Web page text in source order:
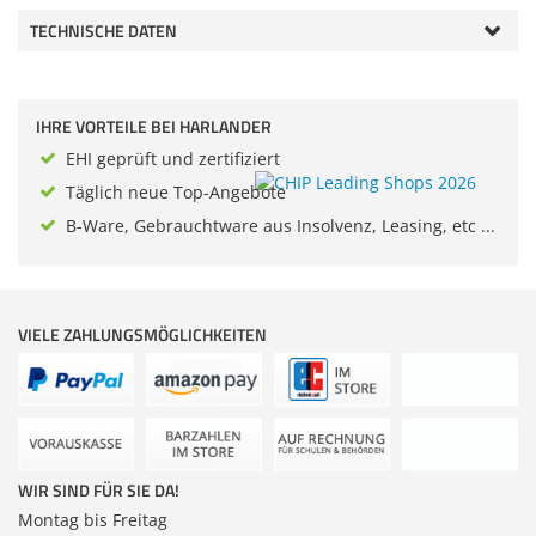
TECHNISCHE DATEN
IHRE VORTEILE BEI HARLANDER
EHI geprüft und zertifiziert
Täglich neue Top-Angebote
B-Ware, Gebrauchtware aus Insolvenz, Leasing, etc ...
VIELE ZAHLUNGSMÖGLICHKEITEN
WIR SIND FÜR SIE DA!
Montag bis Freitag